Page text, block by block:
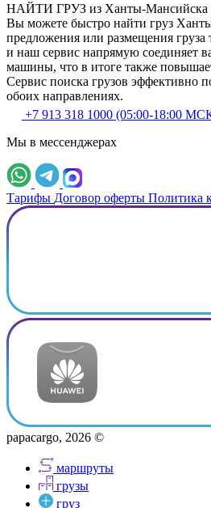
НАЙТИ ГРУЗ из Ханты-Мансийска
Вы можете быстро найти груз
предложения или размещения груза
и наш сервис напрямую соединяет
машины, что в итоге также
Сервис поиска грузов эффективно
обоих направлениях.
+7 913 318 1000 (05:00-18:00
Мы в мессенджерах
Тарифы Договор оферты Политика
papacargo, 2026 ©
маршруты
грузы
груз